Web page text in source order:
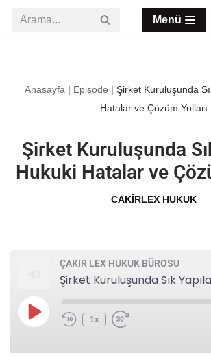
Menü
Anasayfa | Episode | Şirket Kuruluşunda
Hatalar ve Çözüm Yolları
Şirket Kuruluşunda
Hukuki Hatalar ve
CAKIRLEX HUKUK
ÇAKIR LEX HUKUK BÜROSU
1x